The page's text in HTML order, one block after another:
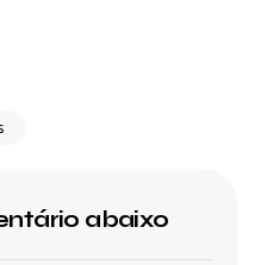
abaixo